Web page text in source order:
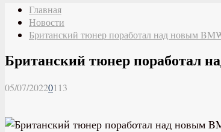
Главная
Новости
Британский тюнер поработал над новым
Британский тюнер поработал
05/07/20220113